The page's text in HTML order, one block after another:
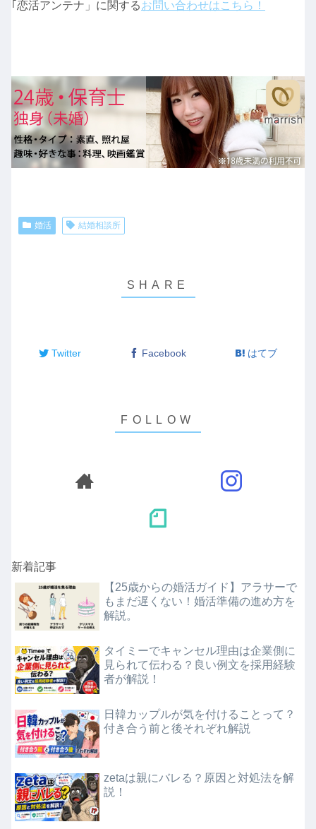
｢恋活アンテナ」に関するお問い合わせはこちら！
婚活 結婚相談所
Twitter Facebook はてブ
新着記事
【25歳からの婚活ガイド】アラサーで
もまだ遅くない！婚活準備の進め方を
解説。
タイミーでキャンセル理由は企業側に
見られて伝わる？良い例文を採用経験
者が解説！
日韓カップルが気を付けることって？
付き合う前と後それぞれ解説
zetaは親にバレる？原因と対処法を解
説！